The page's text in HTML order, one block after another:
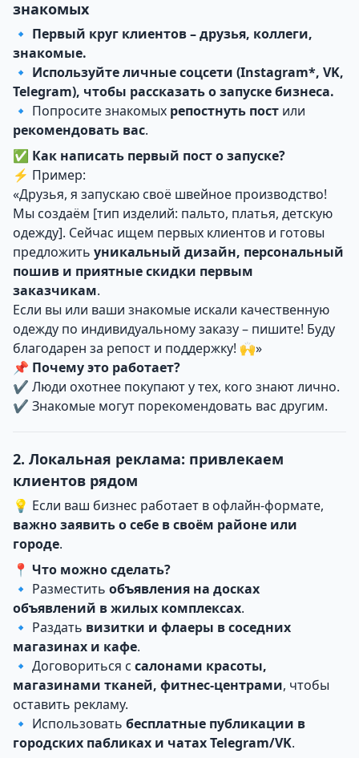
знакомых
🔹 Первый круг клиентов – друзья, коллеги,
знакомые.
🔹 Используйте личные соцсети (Instagram*, VK,
Telegram), чтобы рассказать о запуске бизнеса.
🔹 Попросите знакомых репостнуть пост или
рекомендовать вас.
✅ Как написать первый пост о запуске?
⚡ Пример:
«Друзья, я запускаю своё швейное производство!
Мы создаём [тип изделий: пальто, платья, детскую
одежду]. Сейчас ищем первых клиентов и готовы
предложить уникальный дизайн, персональный
пошив и приятные скидки первым
заказчикам.
Если вы или ваши знакомые искали качественную
одежду по индивидуальному заказу – пишите! Буду
благодарен за репост и поддержку! 🙌»
📌 Почему это работает?
✔ Люди охотнее покупают у тех, кого знают лично.
✔ Знакомые могут порекомендовать вас другим.
2. Локальная реклама: привлекаем
клиентов рядом
💡 Если ваш бизнес работает в офлайн-формате,
важно заявить о себе в своём районе или
городе.
📍 Что можно сделать?
🔹 Разместить объявления на досках
объявлений в жилых комплексах.
🔹 Раздать визитки и флаеры в соседних
магазинах и кафе.
🔹 Договориться с салонами красоты,
магазинами тканей, фитнес-центрами, чтобы
оставить рекламу.
🔹 Использовать бесплатные публикации в
городских пабликах и чатах Telegram/VK.